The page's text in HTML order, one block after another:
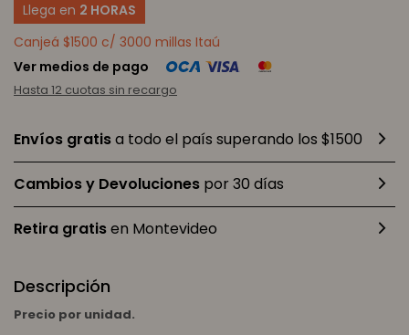
Canjeá $1500 c/ 3000 millas Itaú
Llega en 2 HORAS
Ver medios de pago
Hasta 12 cuotas sin recargo
Envíos gratisa todo el país superando los $1500
Cambios y Devoluciones por 30 días
Retira gratisen Montevideo
Descripción
Precio por unidad.